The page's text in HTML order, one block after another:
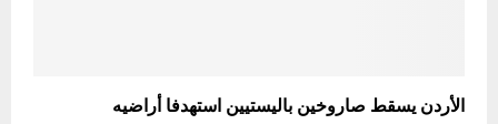
الأردن يسقط صاروخين باليستيين استهدفا أراضيه